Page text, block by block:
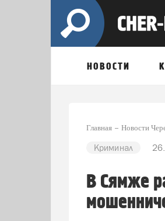
НОВОСТИ
Главная Новости
Криминал
В Сямже